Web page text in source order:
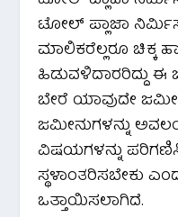
ಟೋಲ್ ಪ್ಲಾಜಾ
ಮಾಲಿಕರೆಲ್ಲರೂ ಚಿಕ್ಕ
ಹಿಡುವಳಿದಾರರಿದ್ದು ಈ
ಬೇರೆ ಯಾವುದೇ
ಜಮೀನುಗಳನ್ನು
ವಿಷಯಗಳನ್ನು
ಸ್ಥಳಾಂತರಿಸಬೇಕು
ಒತ್ತಾಯಿಸಲಾಗಿದೆ.